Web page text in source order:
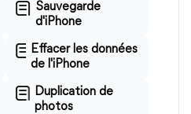
Sauvegarde
d'iPhone
Effacer les données
de l'iPhone
Duplication de
photos